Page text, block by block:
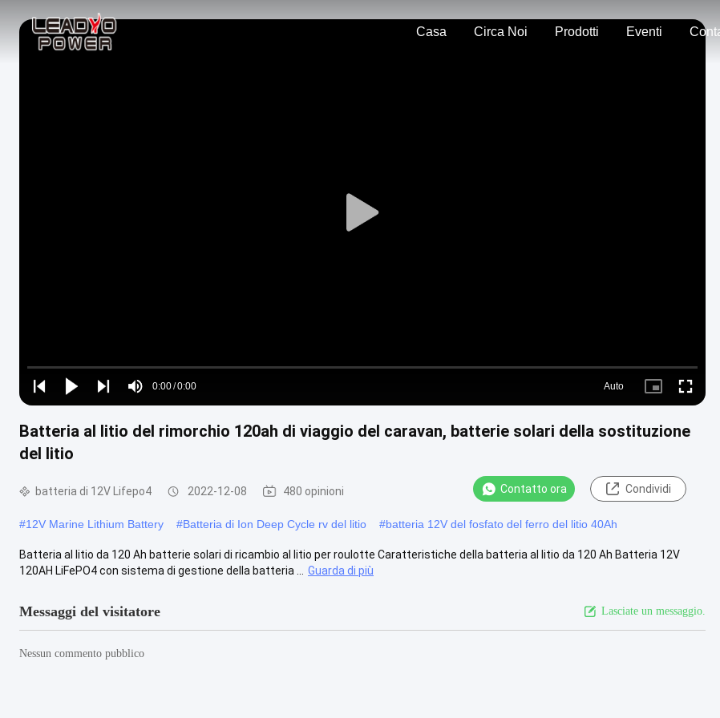
Casa Circa Noi Prodotti Eventi
Play
Play
Play
Play
Mute
Time
0:00/0:00
Loaded:
0%
Auto
Picture- Fullscreen
Batteria al litio del rimorchio 120ah di viaggio del caravan, batterie solari della sostituzione
del litio
batteria di 12V Lifepo4 2022-12-08 480 opinioni Contatto ora Condividi
#12V Marine Lithium Battery #Batteria di Ion Deep Cycle rv del litio #batteria 12V del fosfato del ferro del litio 40Ah
Batteria al litio da 120 Ah batterie solari di ricambio al litio per roulotte Caratteristiche della batteria al litio da 120 Ah Batteria 12V
120AH LiFePO4 con sistema di gestione della batteria ...
Guarda di più
Messaggi del visitatore Lasciate un messaggio.
Nessun commento pubblico